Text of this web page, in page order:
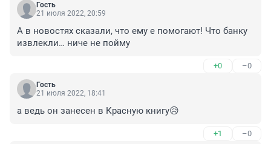
Гость
21 июля 2022, 20:59
А в новостях сказали, что ему е помогают! Что банку
извлекли… ниче не пойму
+0 –0
Гость
21 июля 2022, 18:41
а ведь он занесен в Красную книгу😥
+1 –0